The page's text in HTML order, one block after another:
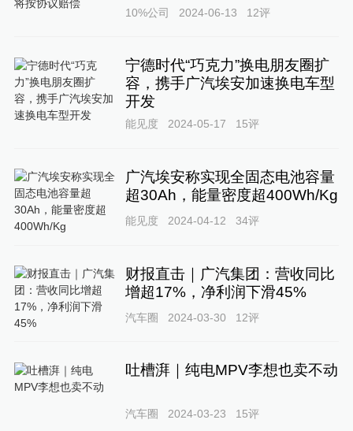
10%公司 2024-06-13 12评
宁德时代“巧克力”换电朋友圈扩
容，携手广汽埃安加速换电车型
开发
能见度 2024-05-17 15评
广汽埃安称实现全固态电池容量
超30Ah，能量密度超400Wh/Kg
能见度 2024-04-12 34评
财报直击｜广汽集团：营收同比
增超17%，净利润下滑45%
汽车圈 2024-03-30 12评
吐槽湃｜纯电MPV李想也卖不动
汽车圈 2024-03-23 15评